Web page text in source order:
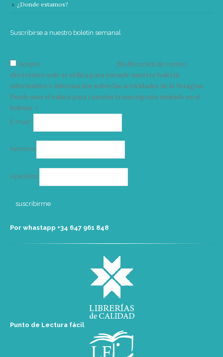
¿Donde estamos?
Suscribirse a nuestro boletín semanal
Acepto
Su dirección de correo
electrónico solo se utiliza para enviarle nuestro boletín
informativo e información sobre las actividades de la Vorágine.
Puede usar el enlace para cancelar la suscripción incluido en el
boletín. >
E-mail*
Nombre
Apellidos
Por whastapp +34 ‭647 961 848‬
Punto de Lectura fácil